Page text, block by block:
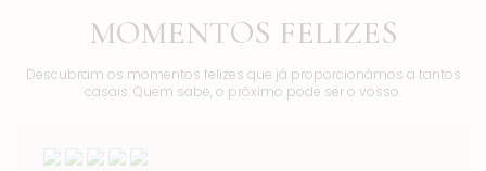
MOMENTOS FELIZES
Descubram os momentos felizes que já proporcionámos a tantos
casais. Quem sabe, o próximo pode ser o vosso.